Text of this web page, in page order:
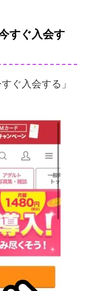
すぐ入会す
ぐ入会する」